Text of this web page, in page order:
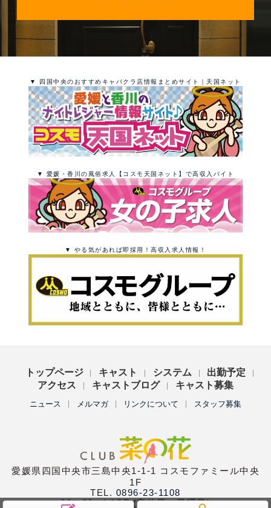
▼ 四国中央のおすすめキャバクラ店情報まとめサイト｜天国ネット
▼ 愛媛・香川の風俗求人【コスモ天国ネット】で高収入バイト
▼ やる気があれば即採用！高収入求人情報！
トップページ キャスト システム
出勤予定
アクセス
キャストブログ キャスト募集
ニュース メルマガ リンクについて スタッフ募集
愛媛県四国中央市三島中央1-1-1 コスモファミール中央
1F
TEL. 0896-23-1108
20：00〜LAST (定休日：日曜日)